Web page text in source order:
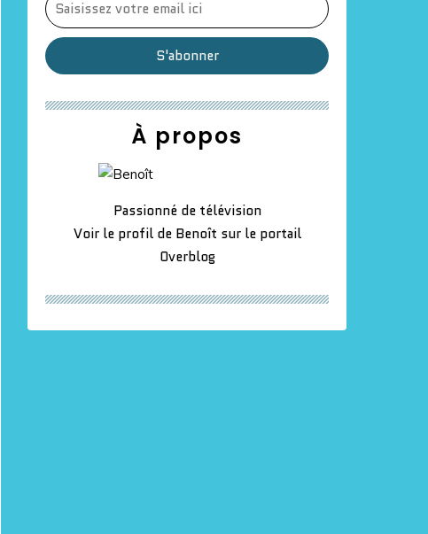
À propos
Passionné de télévision
Voir le profil de Benoît sur le portail
Overblog